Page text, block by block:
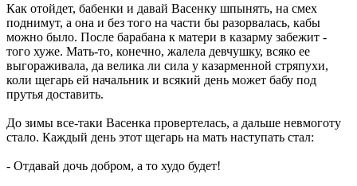
Как отойдет, бабенки и давай Васенку шпынять, на смех
поднимут, а она и без того на части бы разорвалась, кабы
можно было. После барабана к матери в казарму забежит -
того хуже. Мать-то, конечно, жалела девчушку, всяко ее
выгораживала, да велика ли сила у казарменной стряпухи,
коли щегарь ей начальник и всякий день может бабу под
прутья доставить.
До зимы все-таки Васенка провертелась, а дальше невмоготу
стало. Каждый день этот щегарь на мать наступать стал:
- Отдавай дочь добром, а то худо будет!